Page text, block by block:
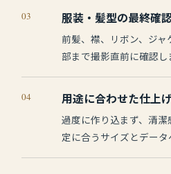
03 服装・髪型の最終確
前髪、襟、リボン、ジ
部まで撮影直前に確認し
04 用途に合わせた仕上
過度に作り込まず、清
定に合うサイズとデータ